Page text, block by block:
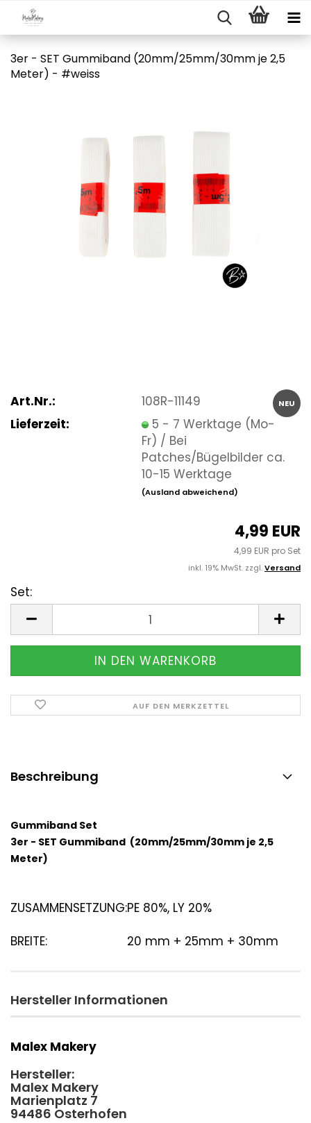
3er - SET Gummiband (20mm/25mm/30mm je 2,5
Meter) - #weiss
NEU
Art.Nr.:
108R-11149
Lieferzeit:
5 - 7 Werktage (Mo-
Fr) / Bei
Patches/Bügelbilder ca.
10-15 Werktage
(Ausland abweichend)
4,99 EUR
4,99 EUR pro Set
inkl. 19% MwSt. zzgl.Versand
Set:
AUF DEN MERKZETTEL
Beschreibung
Gummiband Set
3er - SET Gummiband (20mm/25mm/30mm je 2,5
Meter)
ZUSAMMENSETZUNG:PE 80%, LY 20%
BREITE:
20 mm + 25mm + 30mm
Hersteller Informationen
Malex Makery
Hersteller:
Malex Makery
Marienplatz 7
94486 Osterhofen